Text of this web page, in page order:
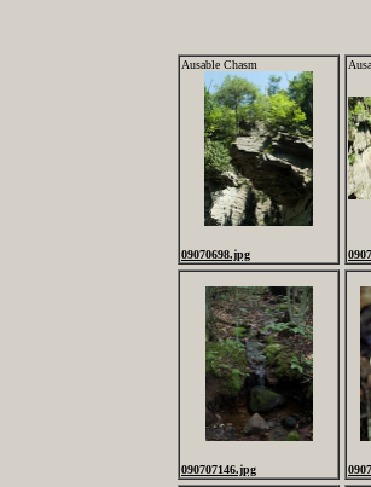
Ausable Chasm
09070698.jpg
090707146.jpg